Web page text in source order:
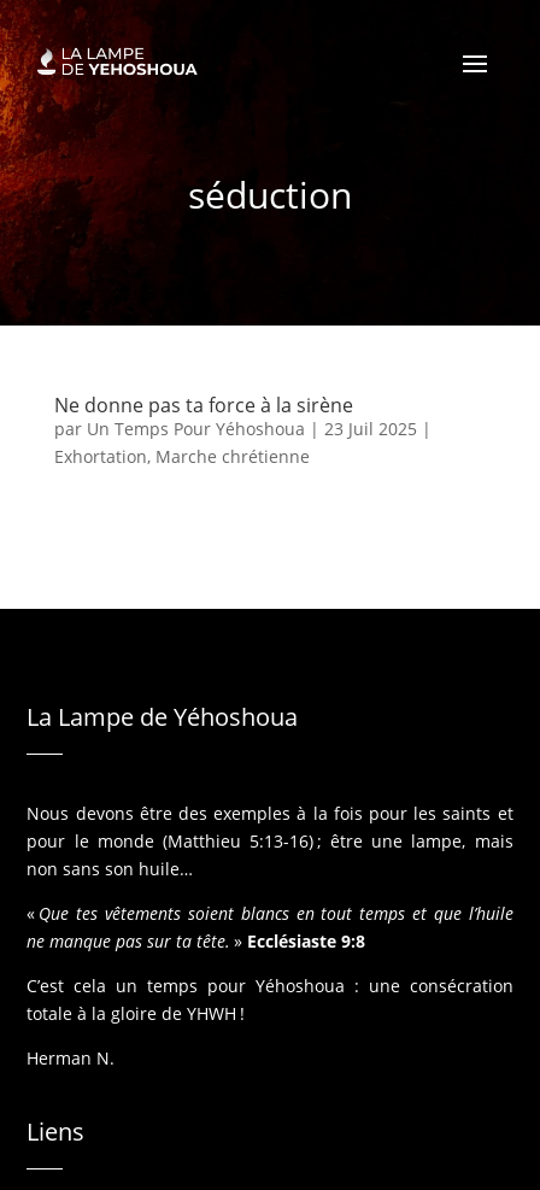
séduction
Ne donne pas ta force à la sirène
par Un Temps Pour Yéhoshoua | 23 Juil 2025 |
Exhortation, Marche chrétienne
La Lampe de Yéhoshoua
Nous devons être des exemples à la fois pour les saints et
pour le monde (Matthieu 5:13-16) ; être une lampe, mais
non sans son huile…
« Que tes vêtements soient blancs en tout temps et que l’huile
ne manque pas sur ta tête. » Ecclésiaste 9:8
C’est cela un temps pour Yéhoshoua : une consécration
totale à la gloire de YHWH !
Herman N.
Liens